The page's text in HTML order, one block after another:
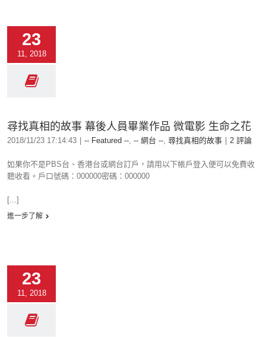
23
11, 2018
尋找真相的故事 幕後人員畢業作品 微電影 生命之花
2018/11/23 17:14:43 -- Featured --, -- 網台 --, 尋找真相的故事 2 評論
如果你不是PBS台、香港台或網台訂戶，請用以下帳戶登入便可以免費收
聽收看。戶口號碼：000000密碼：000000
[...]
進一步了解
23
11, 2018